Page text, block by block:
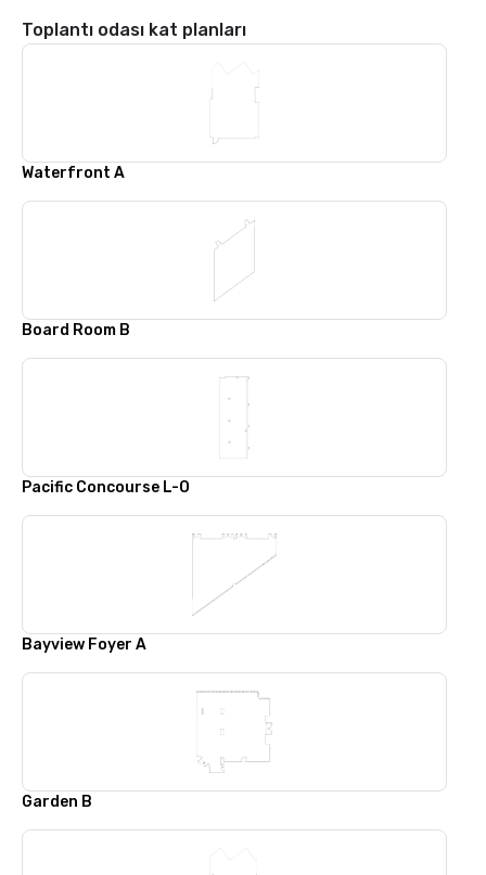
Toplantı odası kat planları
Waterfront A
Board Room B
Pacific Concourse L-O
Bayview Foyer A
Garden B